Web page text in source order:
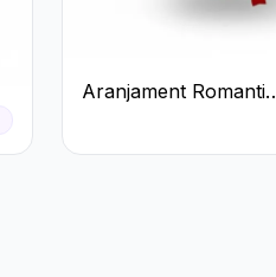
Aranjament Romantic
Trandafiri și